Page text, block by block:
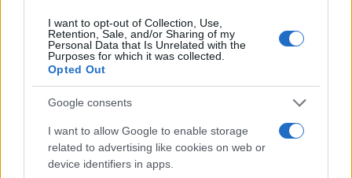
I want to opt-out of Collection, Use,
Retention, Sale, and/or Sharing of my
Personal Data that Is Unrelated with the
Purposes for which it was collected.
Opted Out
Google consents
I want to allow Google to enable storage
related to advertising like cookies on web or
device identifiers in apps.
Βόρεια Κορέα: Νέα εκτόξευση
βαλλιστικού πυραύλου πριν από τις
ασκήσεις ΗΠΑ–Νότιας Κορέας
Το Ιράν προειδοποιεί για μαζικές